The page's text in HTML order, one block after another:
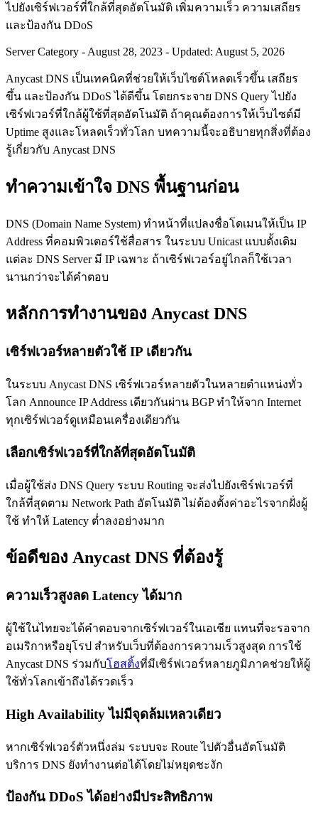
ไปยังเซิร์ฟเวอร์ที่ใกล้ที่สุดอัตโนมัติ เพิ่มความเร็ว ความเสถียร
และป้องกัน DDoS
Server Category - August 28, 2023 - Updated: August 5, 2026
Anycast DNS เป็นเทคนิคที่ช่วยให้เว็บไซต์โหลดเร็วขึ้น เสถียร
ขึ้น และป้องกัน DDoS ได้ดีขึ้น โดยกระจาย DNS Query ไปยัง
เซิร์ฟเวอร์ที่ใกล้ผู้ใช้ที่สุดอัตโนมัติ ถ้าคุณต้องการให้เว็บไซต์มี
Uptime สูงและโหลดเร็วทั่วโลก บทความนี้จะอธิบายทุกสิ่งที่ต้อง
รู้เกี่ยวกับ Anycast DNS
ทำความเข้าใจ DNS พื้นฐานก่อน
DNS (Domain Name System) ทำหน้าที่แปลงชื่อโดเมนให้เป็น IP
Address ที่คอมพิวเตอร์ใช้สื่อสาร ในระบบ Unicast แบบดั้งเดิม
แต่ละ DNS Server มี IP เฉพาะ ถ้าเซิร์ฟเวอร์อยู่ไกลก็ใช้เวลา
นานกว่าจะได้คำตอบ
หลักการทำงานของ Anycast DNS
เซิร์ฟเวอร์หลายตัวใช้ IP เดียวกัน
ในระบบ Anycast DNS เซิร์ฟเวอร์หลายตัวในหลายตำแหน่งทั่ว
โลก Announce IP Address เดียวกันผ่าน BGP ทำให้จาก Internet
ทุกเซิร์ฟเวอร์ดูเหมือนเครื่องเดียวกัน
เลือกเซิร์ฟเวอร์ที่ใกล้ที่สุดอัตโนมัติ
เมื่อผู้ใช้ส่ง DNS Query ระบบ Routing จะส่งไปยังเซิร์ฟเวอร์ที่
ใกล้ที่สุดตาม Network Path อัตโนมัติ ไม่ต้องตั้งค่าอะไรจากฝั่งผู้
ใช้ ทำให้ Latency ต่ำลงอย่างมาก
ข้อดีของ Anycast DNS ที่ต้องรู้
ความเร็วสูงลด Latency ได้มาก
ผู้ใช้ในไทยจะได้คำตอบจากเซิร์ฟเวอร์ในเอเชีย แทนที่จะรอจาก
อเมริกาหรือยุโรป สำหรับเว็บที่ต้องการความเร็วสูงสุด การใช้
Anycast DNS ร่วมกับโฮสติ้งที่มีเซิร์ฟเวอร์หลายภูมิภาคช่วยให้ผู้
ใช้ทั่วโลกเข้าถึงได้รวดเร็ว
High Availability ไม่มีจุดล้มเหลวเดียว
หากเซิร์ฟเวอร์ตัวหนึ่งล่ม ระบบจะ Route ไปตัวอื่นอัตโนมัติ
บริการ DNS ยังทำงานต่อได้โดยไม่หยุดชะงัก
ป้องกัน DDoS ได้อย่างมีประสิทธิภาพ